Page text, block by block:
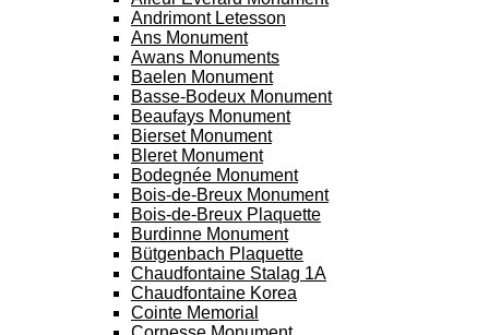
Andrimont Letesson
Ans Monument
Awans Monuments
Baelen Monument
Basse-Bodeux Monument
Beaufays Monument
Bierset Monument
Bleret Monument
Bodegnée Monument
Bois-de-Breux Monument
Bois-de-Breux Plaquette
Burdinne Monument
Bütgenbach Plaquette
Chaudfontaine Stalag 1A
Chaudfontaine Korea
Cointe Memorial